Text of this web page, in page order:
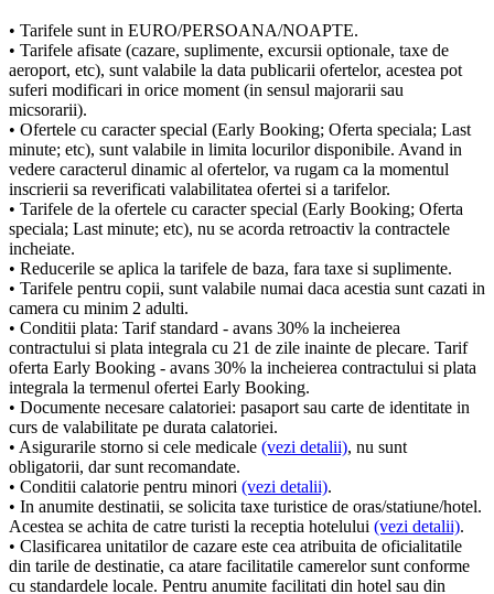
• Tarifele sunt in EURO/PERSOANA/NOAPTE.
• Tarifele afisate (cazare, suplimente, excursii optionale, taxe de
aeroport, etc), sunt valabile la data publicarii ofertelor, acestea pot
suferi modificari in orice moment (in sensul majorarii sau
micsorarii).
• Ofertele cu caracter special (Early Booking; Oferta speciala; Last
minute; etc), sunt valabile in limita locurilor disponibile. Avand in
vedere caracterul dinamic al ofertelor, va rugam ca la momentul
inscrierii sa reverificati valabilitatea ofertei si a tarifelor.
• Tarifele de la ofertele cu caracter special (Early Booking; Oferta
speciala; Last minute; etc), nu se acorda retroactiv la contractele
incheiate.
• Reducerile se aplica la tarifele de baza, fara taxe si suplimente.
• Tarifele pentru copii, sunt valabile numai daca acestia sunt cazati in
camera cu minim 2 adulti.
• Conditii plata: Tarif standard - avans 30% la incheierea
contractului si plata integrala cu 21 de zile inainte de plecare. Tarif
oferta Early Booking - avans 30% la incheierea contractului si plata
integrala la termenul ofertei Early Booking.
• Documente necesare calatoriei: pasaport sau carte de identitate in
curs de valabilitate pe durata calatoriei.
• Asigurarile storno si cele medicale (vezi detalii), nu sunt
obligatorii, dar sunt recomandate.
• Conditii calatorie pentru minori (vezi detalii).
• In anumite destinatii, se solicita taxe turistice de oras/statiune/hotel.
Acestea se achita de catre turisti la receptia hotelului (vezi detalii).
• Clasificarea unitatilor de cazare este cea atribuita de oficialitatile
din tarile de destinatie, ca atare facilitatile camerelor sunt conforme
cu standardele locale. Pentru anumite facilitati din hotel sau din